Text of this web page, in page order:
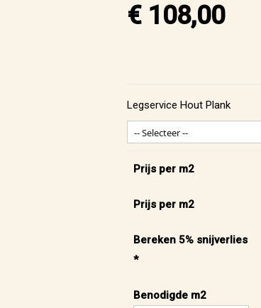
€ 108,00
Legservice Hout Plank
Prijs per m2
Prijs per m2
Bereken 5% snijverlies
*
Benodigde m2